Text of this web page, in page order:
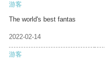
游客
The world's best fantas
2022-02-14
游客